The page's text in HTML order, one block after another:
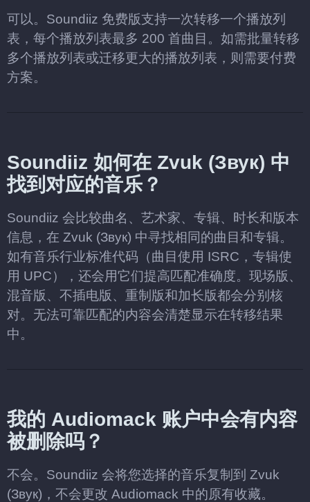
可以。Soundiiz 免费版支持一次转移一个播放列
表，每个播放列表最多 200 首曲目。如需批量转移
多个播放列表或迁移更大的播放列表，则需要付费
方案。
Soundiiz 如何在 Zvuk (Звук) 中
找到对应的音乐？
Soundiiz 会比较曲名、艺术家、专辑、时长和版本
信息，在 Zvuk (Звук) 中寻找相同的曲目和专辑。
如有音乐行业标准代码（曲目使用 ISRC，专辑使
用 UPC），还会用它们提高匹配准确度。现场版、
混音版、不插电版、重制版和加长版都会分别核
对。无法可靠匹配的内容会清楚显示在转移结果
中。
我的 Audiomack 账户中会有内容
被删除吗？
不会。Soundiiz 会将您选择的音乐复制到 Zvuk
(Звук)，不会更改 Audiomack 中的原有收藏。